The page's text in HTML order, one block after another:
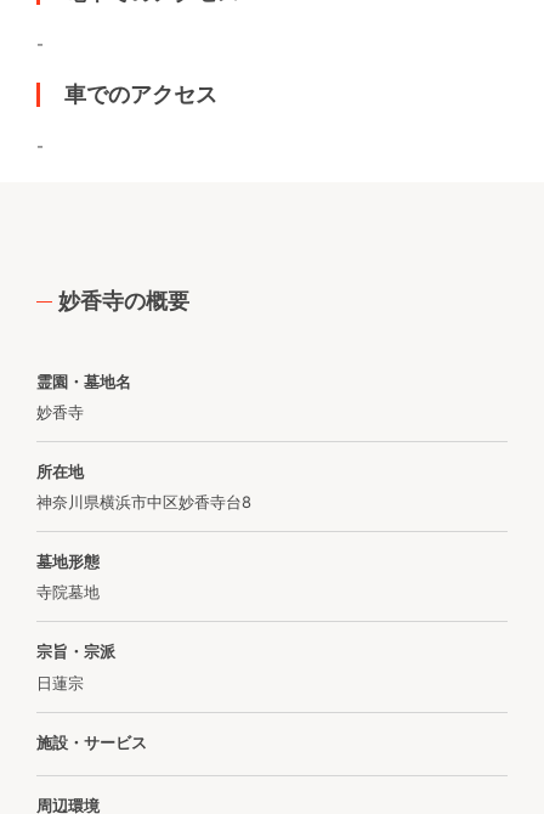
-
車でのアクセス
-
妙香寺の概要
霊園・墓地名
妙香寺
所在地
神奈川県横浜市中区妙香寺台8
墓地形態
寺院墓地
宗旨・宗派
日蓮宗
施設・サービス
周辺環境